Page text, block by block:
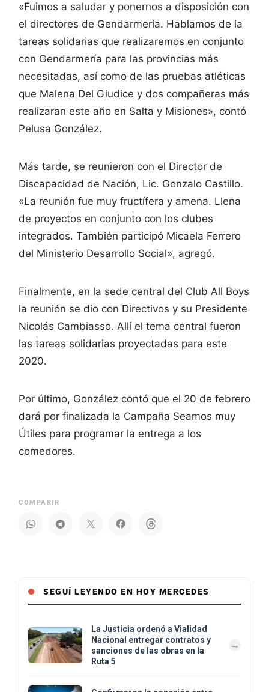
«Fuimos a saludar y ponernos a disposición con
el directores de Gendarmería. Hablamos de la
tareas solidarias que realizaremos en conjunto
con Gendarmería para las provincias más
necesitadas, así como de las pruebas atléticas
que Malena Del Giudice y dos compañeras más
realizaran este año en Salta y Misiones», contó
Pelusa González.
Más tarde, se reunieron con el Director de
Discapacidad de Nación, Lic. Gonzalo Castillo.
«La reunión fue muy fructífera y amena. Llena
de proyectos en conjunto con los clubes
integrados. También participó Micaela Ferrero
del Ministerio Desarrollo Social», agregó.
Finalmente, en la sede central del Club All Boys
la reunión se dio con Directivos y su Presidente
Nicolás Cambiasso. Allí el tema central fueron
las tareas solidarias proyectadas para este
2020.
Por último, González contó que el 20 de febrero
dará por finalizada la Campaña Seamos muy
Útiles para programar la entrega a los
comedores.
COMPARIR
SEGUÍ LEYENDO EN HOY MERCEDES
La Justicia ordenó a Vialidad
Nacional entregar contratos y
sanciones de las obras en la
Ruta 5